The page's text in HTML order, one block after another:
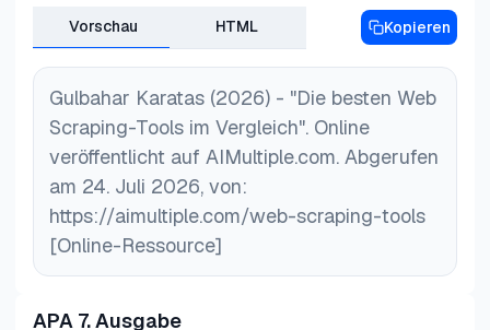
Vorschau HTML Kopieren
Gulbahar Karatas (2026) - "Die besten Web
Scraping-Tools im Vergleich". Online
veröffentlicht auf AIMultiple.com. Abgerufen
am 24. Juli 2026, von:
https://aimultiple.com/web-scraping-tools
[Online-Ressource]
APA 7. Ausgabe